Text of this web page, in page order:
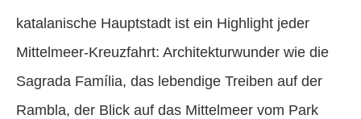
katalanische Hauptstadt ist ein Highlight jeder
Mittelmeer-Kreuzfahrt: Architekturwunder wie die
Sagrada Família, das lebendige Treiben auf der
Rambla, der Blick auf das Mittelmeer vom Park